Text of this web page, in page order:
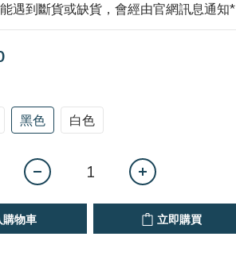
遇到斷貨或缺貨，會經由官網訊息通知*
黑色 白色
購物車 立即購買